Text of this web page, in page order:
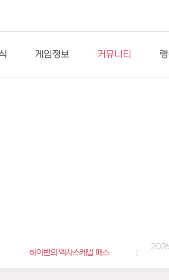
게임정보
세계관
커뮤니티
이슈게시판
던
하이반의 엑사스케일 패스
2026